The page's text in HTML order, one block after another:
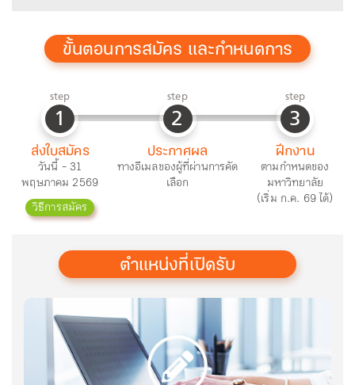
ขั้นตอนการสมัคร และกำหนดการ
step
1
ส่งใบสมัคร
วันนี้ - 31
พฤษภาคม 2569
วิธีการสมัคร
step
2
ประกาศผล
ทางอีเมลของผู้ที่ผ่านการคัด
เลือก
step
3
ฝึกงาน
ตามกำหนดของ
มหาวิทยาลัย
(เริ่ม ก.ค. 69 ได้)
ตำแหน่งที่เปิดรับ